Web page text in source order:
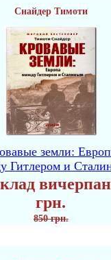
Снайдер Тимоти
земли:
Гитлером и
грн.
850 грн.